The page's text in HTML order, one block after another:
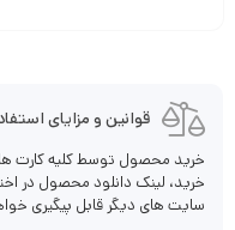
قوانین و مزایای
خرید محصول توسط کلیه کارت
خرید، لینک دانلود محصول در
سایت های دیگر قابل پیگیری